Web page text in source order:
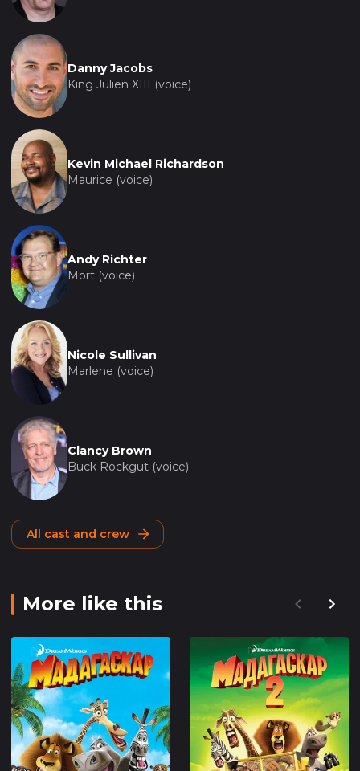
Danny Jacobs
King Julien XIII (voice)
Kevin Michael Richardson
Maurice (voice)
Andy Richter
Mort (voice)
Nicole Sullivan
Marlene (voice)
Clancy Brown
Buck Rockgut (voice)
All cast and crew
More like this